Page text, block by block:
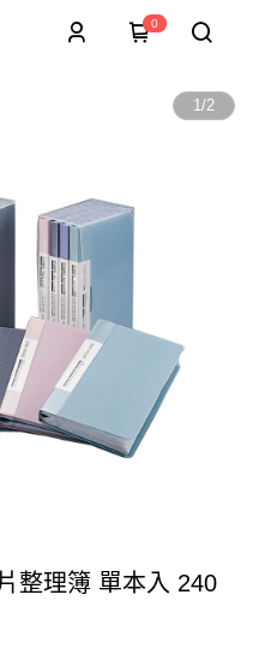
0
1/2
整理簿 單本入 240